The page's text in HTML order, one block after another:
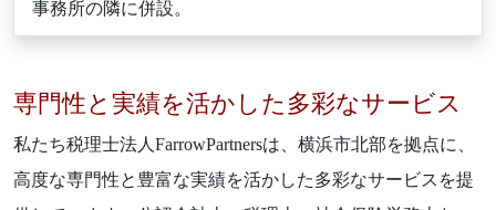
事務所の隣に併設。
専門性と実績を活かした多彩なサービス
私たち税理士法人FarrowPartnersは、横浜市北部を拠点に、
高度な専門性と豊富な実績を活かした多彩なサービスを提